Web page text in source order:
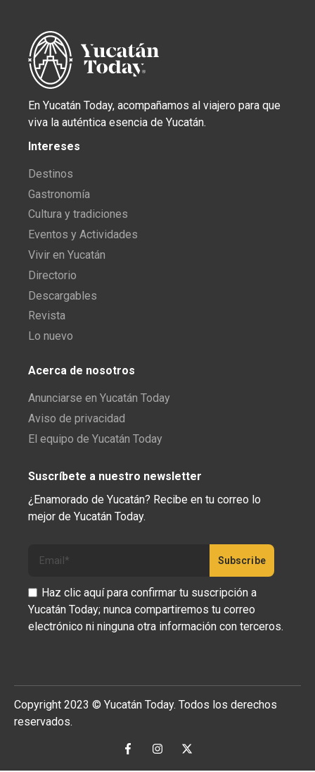
En Yucatán Today, acompañamos al viajero para que
viva la auténtica esencia de Yucatán.
Intereses
Destinos
Gastronomía
Cultura y tradiciones
Eventos y Actividades
Vivir en Yucatán
Directorio
Descargables
Revista
Lo nuevo
Acerca de nosotros
Anunciarse en Yucatán Today
Aviso de privacidad
El equipo de Yucatán Today
Suscríbete a nuestro newsletter
¿Enamorado de Yucatán? Recibe en tu correo lo
mejor de Yucatán Today.
Haz clic aquí para confirmar tu suscripción a
Yucatán Today; nunca compartiremos tu correo
electrónico ni ninguna otra información con terceros.
Copyright 2023 © Yucatán Today. Todos los derechos
reservados.